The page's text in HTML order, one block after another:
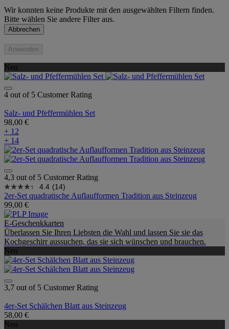
Wir konnten keine Produkte mit den ausgewählten Filtern finden.
Bitte wählen Sie andere Filter aus.
Abbrechen
Anwenden
Neu
4 out of 5 Customer Rating
Salz- und Pfeffermühlen Set
98,00 €
+ 12
+ 14
4,3 out of 5 Customer Rating
4.4 (14)
2er-Set quadratische Auflaufformen Tradition aus Steinzeug
99,00 €
E-Geschenkkarten
Überlassen Sie Ihren Liebsten die Wahl und lassen Sie sie das
Kochgeschirr aussuchen, das sie sich wünschen und brauchen.
Neu
3,7 out of 5 Customer Rating
4er-Set Schälchen Blatt aus Steinzeug
58,00 €
Neu